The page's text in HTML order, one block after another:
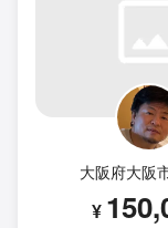
大阪府大阪
¥